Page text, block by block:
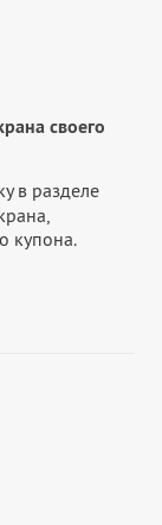
своего
в разделе
купона.